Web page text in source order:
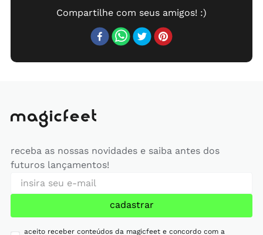
receba as nossas novidades e saiba antes dos
futuros lançamentos!
cadastrar
aceito receber conteúdos da magicfeet e concordo com a